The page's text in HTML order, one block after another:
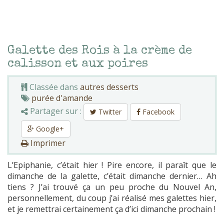
Galette des Rois à la crème de
calisson et aux poires
Classée dans autres desserts
purée d'amande
Partager sur :
Twitter
Facebook
Google+
Imprimer
L’Epiphanie, c’était hier ! Pire encore, il paraît que le
dimanche de la galette, c’était dimanche dernier… Ah
tiens ? J’ai trouvé ça un peu proche du Nouvel An,
personnellement, du coup j’ai réalisé mes galettes hier,
et je remettrai certainement ça d’ici dimanche prochain !